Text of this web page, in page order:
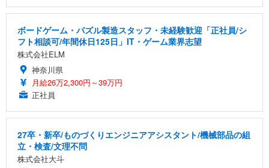
ボードゲーム・パズル製造スタッフ・未経験歓迎「正社員/シ
フト相談可/年間休日125日」IT・ゲーム業界志望
株式会社ELM
神奈川県
月給26万2,300円～39万円
正社員
27卒・新卒/ものづくりエンジニアアシスタント/機械部品の組
立・検査/文理不問
株式会社大斗